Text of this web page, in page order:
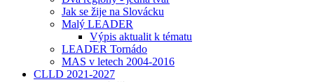
Jak se žije na Slovácku
Malý LEADER
Výpis aktualit k tématu
LEADER Tornádo
MAS v letech 2004-2016
CLLD 2021-2027